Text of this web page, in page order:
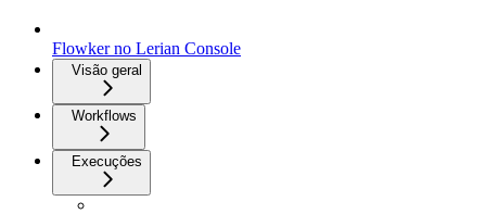
Flowker no Lerian Console
Visão geral
Workflows
Execuções